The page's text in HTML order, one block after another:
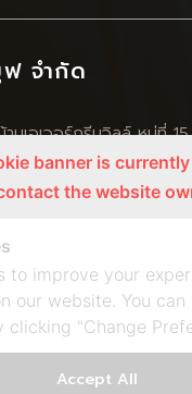
จำกัด
เอเวอร์กรีนวิลล์ หมู่ที่
ตราด 56 ต.บางแก้ว อ.บ
,+668 3295 5924
move.com
banner is
the website
to improve your
our website. You can
clicking "Change
Accept All